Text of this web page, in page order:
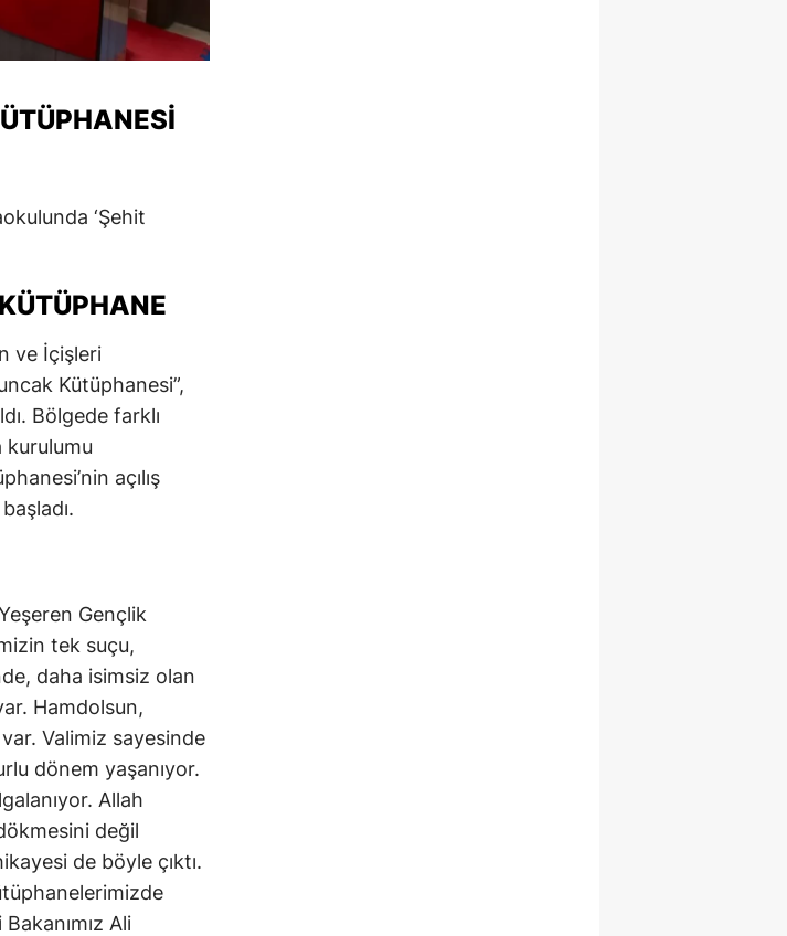
‘Şehit
ve İçişleri
Kütüphanesi”,
Bölgede farklı
açılış
Gençlik
tek suçu,
daha isimsiz olan
Hamdolsun,
Valimiz sayesinde
dönem yaşanıyor.
Allah
değil
de böyle çıktı.
Ali